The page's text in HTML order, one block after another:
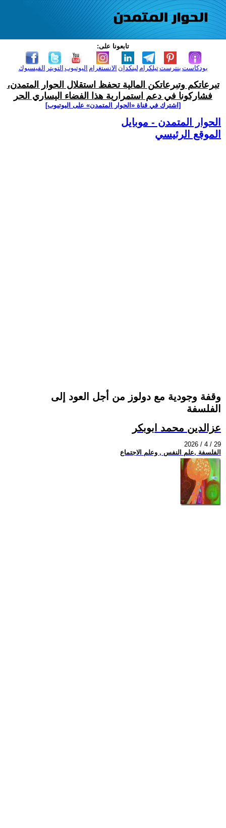
تابعونا على:
الفيسبوك التويتر اليوتيوب الانستغرام لينكدإن تيلكرامبنترست بودكاست
تبرعاتكم وتبرعاتكن المالية تحفظ استقلال الحوار المتمدن،
فشاركونا في دعم استمرارية هذا الفضاء اليساري الحر
[اشترك في قناة ‫«الحوار المتمدن» على اليوتيوب]
الحوار المتمدن - موبايل
الموقع الرئيسي
وقفة وجودية مع دولوز من أجل العود إلى
الفلسفة
عزالدين محمد ابوبكر
2026 / 4 / 29
الفلسفة ,علم النفس , وعلم الاجتماع